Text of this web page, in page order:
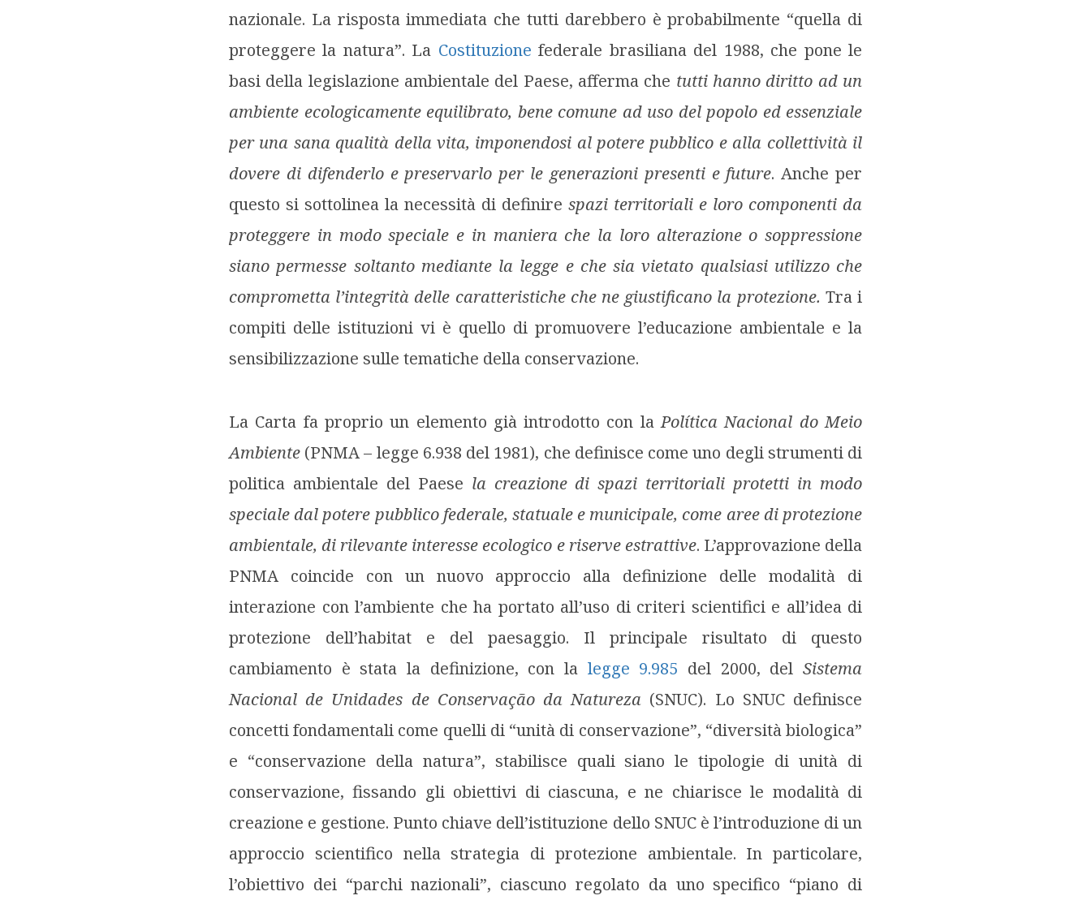
nazionale. La risposta immediata che tutti darebbero è probabilmente “quella di
proteggere la natura”. La Costituzione federale brasiliana del 1988, che pone le
basi della legislazione ambientale del Paese, afferma che tutti hanno diritto ad un
ambiente ecologicamente equilibrato, bene comune ad uso del popolo ed essenziale
per una sana qualità della vita, imponendosi al potere pubblico e alla collettività il
dovere di difenderlo e preservarlo per le generazioni presenti e future. Anche per
questo si sottolinea la necessità di definire spazi territoriali e loro componenti da
proteggere in modo speciale e in maniera che la loro alterazione o soppressione
siano permesse soltanto mediante la legge e che sia vietato qualsiasi utilizzo che
comprometta l’integrità delle caratteristiche che ne giustificano la protezione. Tra i
compiti delle istituzioni vi è quello di promuovere l’educazione ambientale e la
sensibilizzazione sulle tematiche della conservazione.
La Carta fa proprio un elemento già introdotto con laPolítica Nacional do Meio
Ambiente (PNMA– legge 6.938 del 1981), che definisce come uno degli strumenti di
politica ambientale del Paese la creazione di spazi territoriali protetti in modo
speciale dal potere pubblico federale, statuale e municipale, come aree di protezione
ambientale, di rilevante interesse ecologico e riserve estrattive. L’approvazione della
PNMA coincide con un nuovo approccio alla definizione delle modalità di
interazione con l’ambiente che ha portato all’uso di criteri scientifici e all’idea di
protezione dell’habitat e del paesaggio. Il principale risultato di questo
cambiamento è stata la definizione, con la legge 9.985 del 2000, delSistema
Nacional de Unidades de Conservação da Natureza (SNUC). Lo SNUC definisce
concetti fondamentali come quelli di “unità di conservazione”, “diversità biologica”
e “conservazione della natura”, stabilisce quali siano le tipologie di unità di
conservazione, fissando gli obiettivi di ciascuna, e ne chiarisce le modalità di
creazione e gestione. Punto chiave dell’istituzione dello SNUC è l’introduzione di un
approccio scientifico nella strategia di protezione ambientale. In particolare,
l’obiettivo dei “parchi nazionali”, ciascuno regolato da uno specifico “piano di